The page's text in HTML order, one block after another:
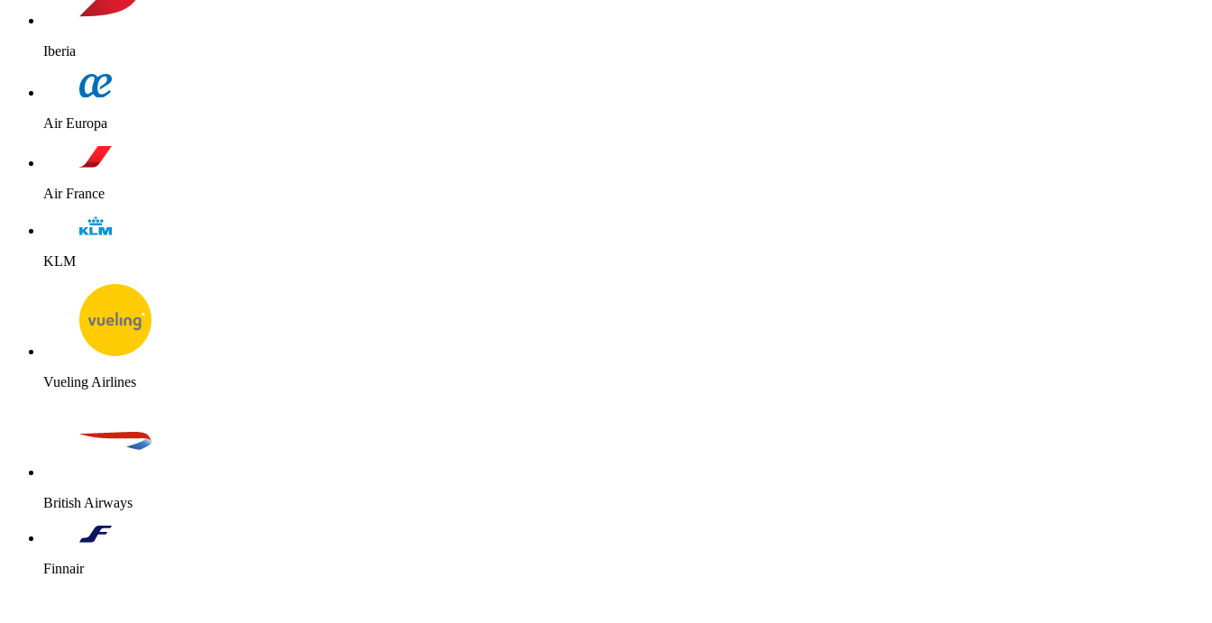
Iberia
Air Europa
Air France
KLM
Vueling Airlines
British Airways
Finnair